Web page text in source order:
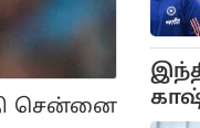
சென்னை